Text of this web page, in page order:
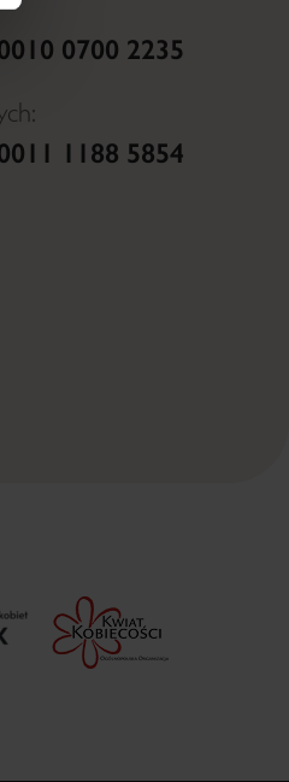
0700 2235
1188 5854